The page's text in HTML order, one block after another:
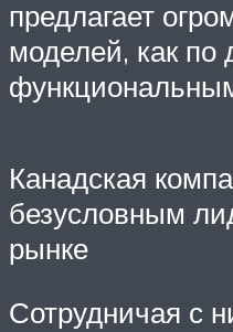
предлагает
моделей, как по
Канадская
безусловным
рынке
Сотрудничая с